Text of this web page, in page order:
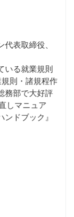
表取締役、
いる就業規則
則・諸規程作
務部で大好評
しマニュア
ドブック』